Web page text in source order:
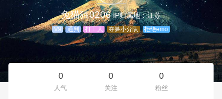
兔猫猫0206 IP归属地：江苏
V9 通判 打工人 夺笋小分队 拒绝emo
0
人气
0
关注
0
粉丝